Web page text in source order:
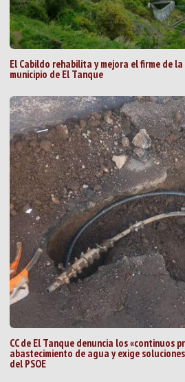
El Cabildo rehabilita y mejora el firme de
municipio de El Tanque
CC de El Tanque denuncia los «continuos
abastecimiento de agua y exige
del PSOE